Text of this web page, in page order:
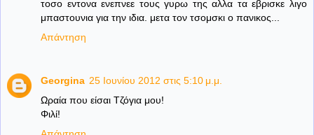
τοσο εντονα ενεπνεε τους γυρω της αλλα τα εβρισκε λιγο
μπαστουνια για την ιδια. μετα τον τσομσκι ο πανικος...
Απάντηση
Georgina 25 Ιουνίου 2012 στις 5:10 μ.μ.
Ωραία που είσαι Τζόγια μου!
Φιλί!